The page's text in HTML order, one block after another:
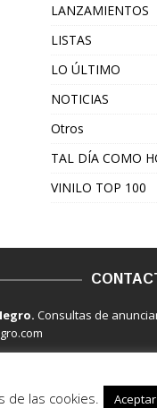
LANZAMIENTOS
LISTAS
LO ÚLTIMO
NOTICIAS
Otros
TAL DÍA COMO
VINILO TOP 100
Consultas de
de las cookies. Aceptar